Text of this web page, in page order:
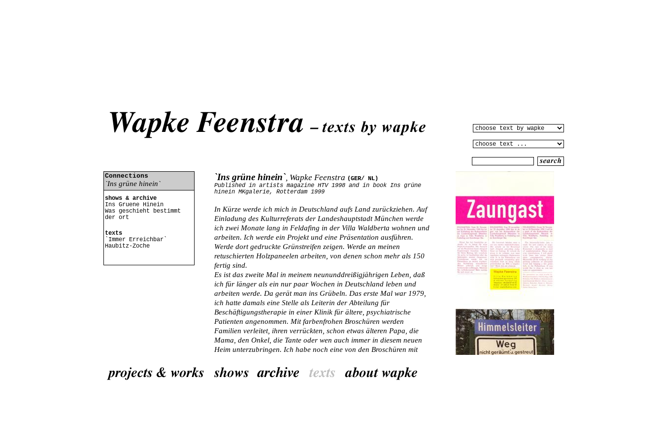
Connections
`Ins grüne hinein`
shows & archive
Ins Gruene Hinein
Was geschieht bestimmt
der ort
texts
`Immer Erreichbar`
Haubitz-Zoche
`Ins grüne hinein`, Wapke Feenstra (GER/ NL)
Published in artists magazine HTV 1998 and in book Ins grüne
hinein MKgalerie, Rotterdam 1999
In Kürze werde ich mich in Deutschland aufs Land zurückziehen. Auf
Einladung des Kulturreferats der Landeshauptstadt München werde
ich zwei Monate lang in Feldafing in der Villa Waldberta wohnen und
arbeiten. Ich werde ein Projekt und eine Präsentation ausführen.
Werde dort gedruckte Grünstreifen zeigen. Werde an meinen
retuschierten Holzpaneelen arbeiten, von denen schon mehr als 150
fertig sind.
Es ist das zweite Mal in meinem neununddreißigjährigen Leben, daß
ich für länger als ein nur paar Wochen in Deutschland leben und
arbeiten werde. Da gerät man ins Grübeln. Das erste Mal war 1979,
ich hatte damals eine Stelle als Leiterin der Abteilung für
Beschäftigungstherapie in einer Klinik für ältere, psychiatrische
Patienten angenommen. Mit farbenfrohen Broschüren werden
Familien verleitet, ihren verrückten, schon etwas älteren Papa, die
Mama, den Onkel, die Tante oder wen auch immer in diesem neuen
Heim unterzubringen. Ich habe noch eine von den Broschüren mit
bin auf einem der Fotos zu sehen.
Es ist bekannt, daß die Isolation von Menschen, die wir nicht mehr in